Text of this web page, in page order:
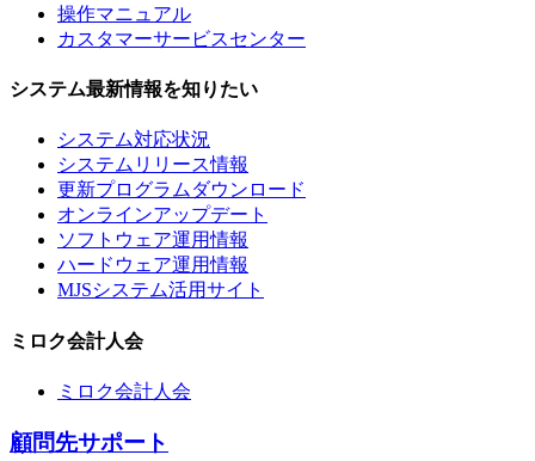
操作マニュアル
カスタマーサービスセンター
システム最新情報を知りたい
システム対応状況
システムリリース情報
更新プログラムダウンロード
オンラインアップデート
ソフトウェア運用情報
ハードウェア運用情報
MJSシステム活用サイト
ミロク会計人会
ミロク会計人会
顧問先サポート